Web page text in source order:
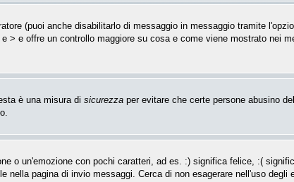
(puoi anche disabilitarlo di messaggio in messaggio tramite
e offre un controllo maggiore su cosa e come viene mostrato nei
è una misura di sicurezzaper evitare che certe persone abusino
o un'emozione con pochi caratteri, ad es. :) significa felice, :(
pagina di invio messaggi. Cerca di non esagerare nell'uso degli